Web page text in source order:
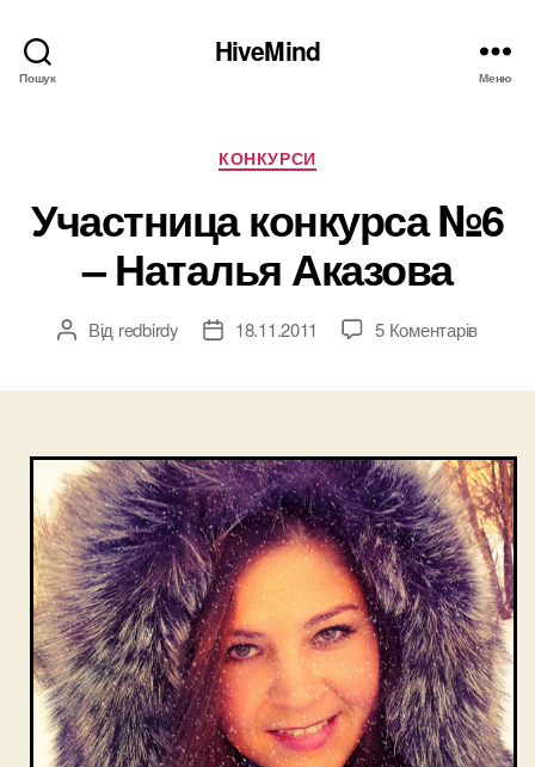
Пошук
HiveMind
Меню
Категорії
КОНКУРСИ
Участница конкурса №6
– Наталья Аказова
Автор
Від redbirdy
Дата18.11.2011 5 Коментарівдо